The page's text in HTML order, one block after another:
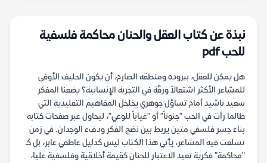
نبذة عن كتاب العقل والحنان محاكمة فلسفية
للحب pdf
هل يمكن للعقل، ببروده ومنطقه الصارم، أن يكون الحليف الأوفى
للمشاعر الأكثر اشتعالاً ورقّة في التجربة الإنسانية؟ يضعنا المفكر
سعيد ناشيد أمام تساؤل جوهري يخلخل المفاهيم التقليدية التي
طالما رأت في الحب "جنوناً" أو "غياباً للوعي"، ليحاول عبر صفحات كتابه
بناء جسر فلسفي متين يربط بين نضج الفكر ودفء الوجدان. في زمن
تسلعت فيه المشاعر، يأتي هذا الكتاب ليس كدليل عاطفي عابر، بل كـ
"محاكمة" فكرية تعيد الاعتبار للحنان كقيمة أخلاقية وفلسفية عليا،